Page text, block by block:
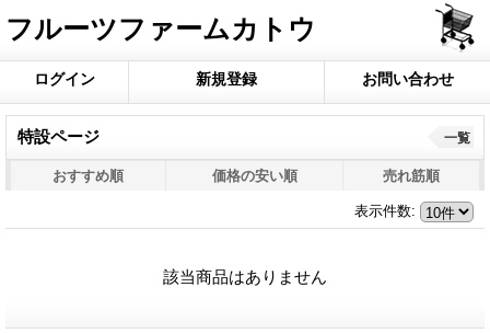
フルーツファームカトウ
ログイン 新規登録 お問い合わせ
特設ページ 一覧
おすすめ順 価格の安い順 売れ筋順
表示件数:
該当商品はありません